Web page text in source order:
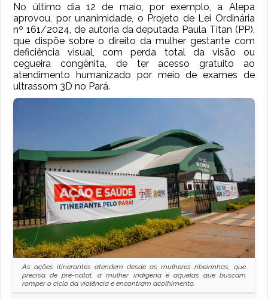
No último dia 12 de maio, por exemplo, a Alepa
aprovou, por unanimidade, o Projeto de Lei Ordinária
nº 161/2024, de autoria da deputada Paula Titan (PP),
que dispõe sobre o direito da mulher gestante com
deficiência visual, com perda total da visão ou
cegueira congênita, de ter acesso gratuito ao
atendimento humanizado por meio de exames de
ultrassom 3D no Pará.
As ações itinerantes atendem desde as mulheres ribeirinhas, que
precisa de pré-natal, a mulher indígena e aquelas que buscam
romper o ciclo da violência e encontram acolhimento.